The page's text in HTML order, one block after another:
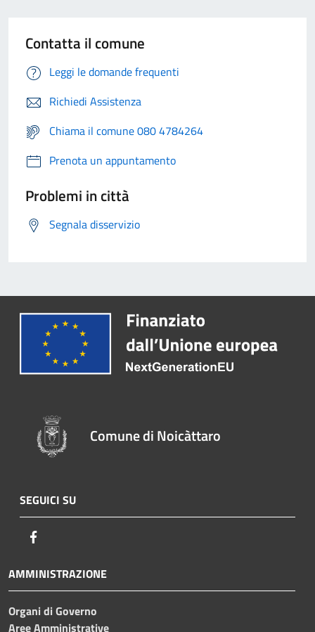
Contatta il comune
Leggi le domande frequenti
Richiedi Assistenza
Chiama il comune 080 4784264
Prenota un appuntamento
Problemi in città
Segnala disservizio
Comune di Noicàttaro
SEGUICI SU
AMMINISTRAZIONE
Organi di Governo
Aree Amministrative